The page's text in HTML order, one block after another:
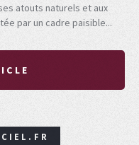
atouts naturels et aux
par un cadre paisible...